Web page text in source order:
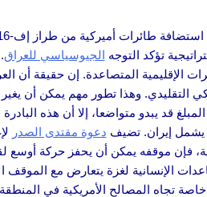
تؤكد التوجه الجيوسياسي للعراق
المتصاعدة. إن حقيقة أن
التقليدي. وهذا تطور مهم يمكن أن
أن المبلغ قد يبدو متواضعا، إلا أن هذه
يشمل إيران. تضيف دعوة مقتدى الصدر
فإن موقفه يمكن أن يحفز حركة أوسع
الإنسانية لغزة يتعارض مع الموقف
خاصة تجاه المصالح الأمريكية في